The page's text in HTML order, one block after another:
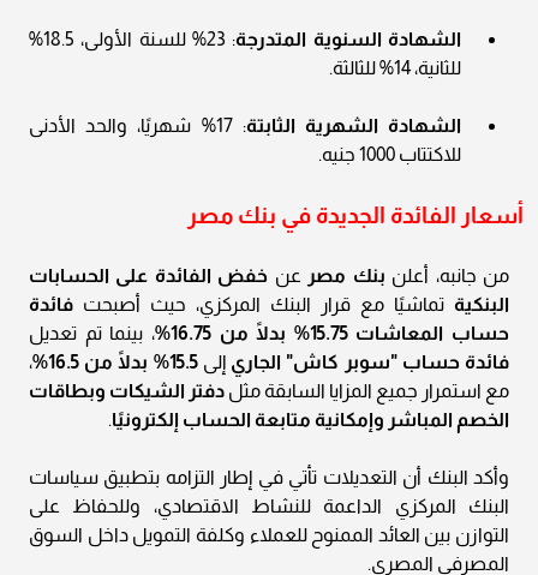
الشهادة السنوية المتدرجة
: 23% للسنة الأولى، 18.5%
للثانية، 14% للثالثة.
الشهادة الشهرية الثابتة
: 17% شهريًا، والحد الأدنى
للاكتتاب 1000 جنيه.
أسعار الفائدة الجديدة في بنك مصر
من جانبه، أعلن بنك مصر عن خفض الفائدة على الحسابات
البنكية تماشيًا مع قرار البنك المركزي، حيث أصبحت فائدة
حساب المعاشات 15.75% بدلًا من 16.75%
، بينما تم تعديل
فائدة حساب "سوبر كاش" الجاري إلى15.5% بدلًا من 16.5%
،
مع استمرار جميع المزايا السابقة مثل دفتر الشيكات وبطاقات
الخصم المباشر وإمكانية متابعة الحساب إلكترونيًا.
وأكد البنك أن التعديلات تأتي في إطار التزامه بتطبيق سياسات
البنك المركزي الداعمة للنشاط الاقتصادي، وللحفاظ على
التوازن بين العائد الممنوح للعملاء وكلفة التمويل داخل السوق
المصرفي المصري.